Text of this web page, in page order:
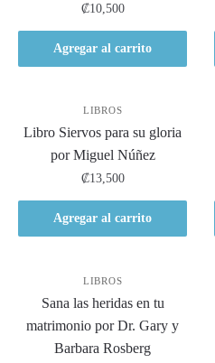
₡10,500
Agregar al carrito
LIBROS
Libro Siervos para su gloria
por Miguel Núñez
₡13,500
Agregar al carrito
LIBROS
Sana las heridas en tu
matrimonio por Dr. Gary y
Barbara Rosberg